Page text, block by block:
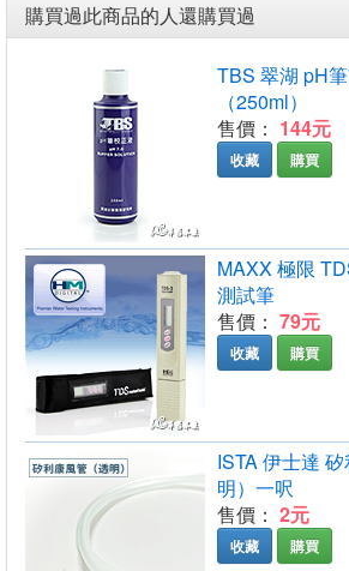
購買過此商品的人還購買過
TBS 翠湖 pH
（250ml）
售價： 144元
收藏 購買
MAXX 極限
測試筆
售價： 79元
收藏 購買
ISTA 伊士達
明）一呎
售價： 2元
收藏 購買